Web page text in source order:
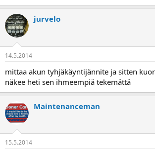
jurvelo
14.5.2014
mittaa akun tyhjäkäyntijännite ja sitten
näkee heti sen ihmeempiä tekemättä
Maintenanceman
15.5.2014